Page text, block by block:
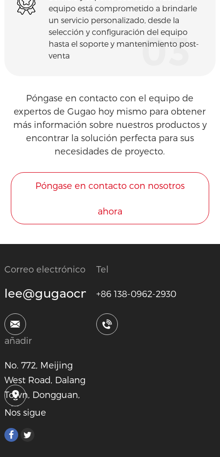
equipo está comprometido a brindarle
un servicio personalizado, desde la
selección y configuración del equipo
hasta el soporte y mantenimiento post-
venta
03
Póngase en contacto con el equipo de
expertos de Gugao hoy mismo para obtener
más información sobre nuestros productos y
encontrar la solución perfecta para sus
necesidades de proyecto.
Póngase en contacto con nosotros
ahora
Correo electrónico
lee@gugaocnc.com
Tel
+86 138-0962-2930
añadir
No. 772, Meijing
West Road, Dalang
Town, Dongguan,
China
Nos sigue